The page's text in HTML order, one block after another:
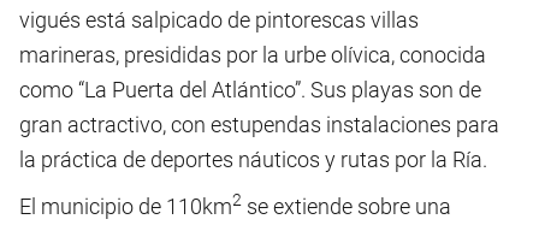
vigués está salpicado de pintorescas villas
marineras, presididas por la urbe olívica, conocida
como “La Puerta del Atlántico”. Sus playas son de
gran actractivo, con estupendas instalaciones para
la práctica de deportes náuticos y rutas por la Ría.
El municipio de 110km2 se extiende sobre una